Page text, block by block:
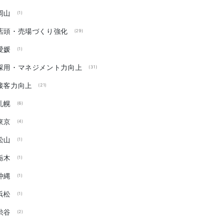
山 (1)
頭・売場づくり強化 (29)
媛 (1)
用・マネジメント力向上 (31)
客力向上 (21)
幌 (6)
京 (4)
山 (1)
木 (1)
縄 (1)
松 (1)
谷 (2)